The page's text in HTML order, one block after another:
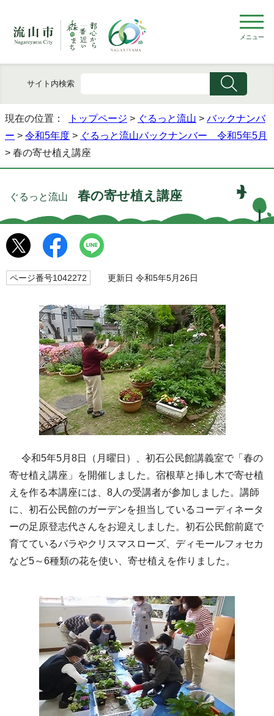
メニュー
サイト内検索
現在の位置： トップページ > ぐるっと流山 > バックナンバ
ー > 令和5年度 > ぐるっと流山バックナンバー 令和5年5月
> 春の寄せ植え講座
ぐるっと流山 春の寄せ植え講座
ページ番号1042272 更新日 令和5年5月26日
令和5年5月8日（月曜日）、初石公民館講義室で「春の
寄せ植え講座」を開催しました。宿根草と挿し木で寄せ植
えを作る本講座には、8人の受講者が参加しました。講師
に、初石公民館のガーデンを担当しているコーディネータ
ーの足原登志代さんをお迎えしました。初石公民館前庭で
育てているバラやクリスマスローズ、ディモールフォセカ
など5～6種類の花を使い、寄せ植えを作りました。